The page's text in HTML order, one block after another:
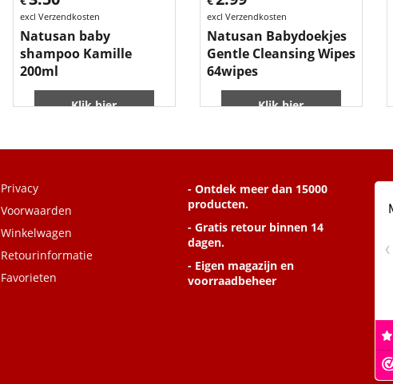
excl Verzendkosten
Natusan baby
shampoo Kamille
200ml
Klik hier
excl Verzendkosten
Natusan Babydoekjes
Gentle Cleansing Wipes
64wipes
Klik hier
Privacy
Voorwaarden
Winkelwagen
Retourinformatie
Favorieten
- Ontdek meer dan 15000
producten.
- Gratis retour binnen 14
dagen.
- Eigen magazijn en
voorraadbeheer